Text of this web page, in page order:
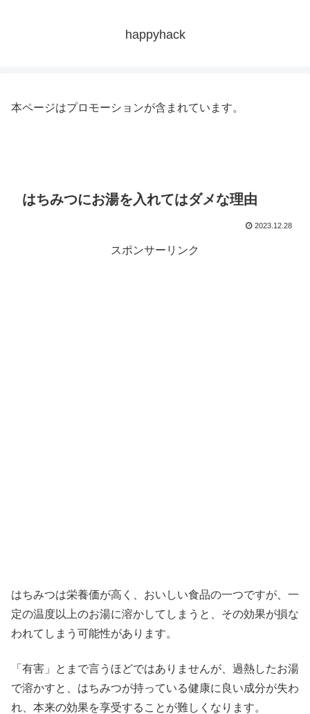
happyhack
本ページはプロモーションが含まれています。
はちみつにお湯を入れてはダメな理由
2023.12.28
スポンサーリンク
はちみつは栄養価が高く、おいしい食品の一つですが、一
定の温度以上のお湯に溶かしてしまうと、その効果が損な
われてしまう可能性があります。
「有害」とまで言うほどではありませんが、過熱したお湯
で溶かすと、はちみつが持っている健康に良い成分が失わ
れ、本来の効果を享受することが難しくなります。